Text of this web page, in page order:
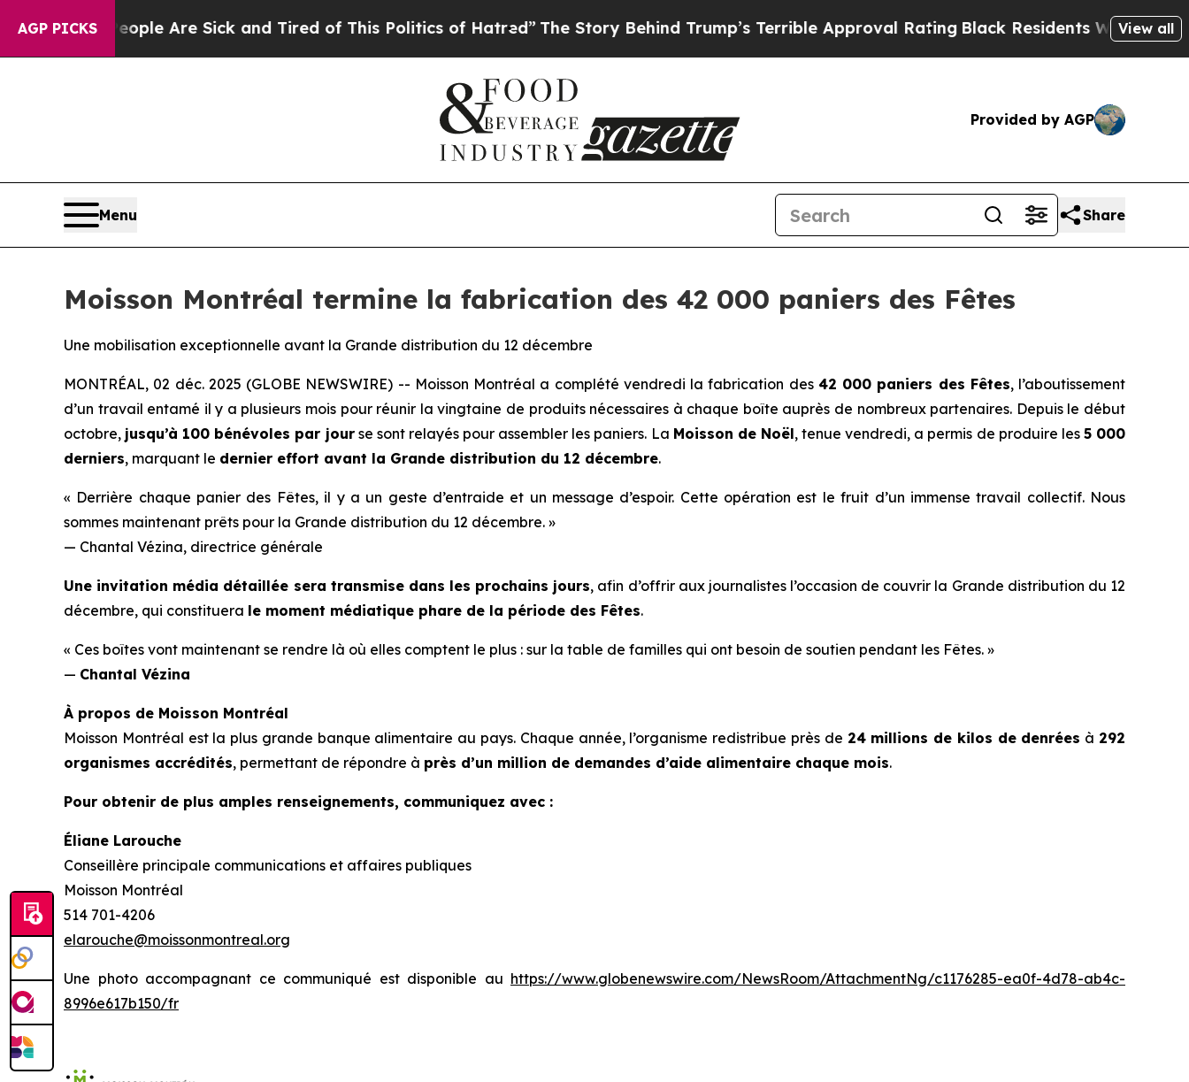
AGP PICKS
“People Are Sick and Tired of This Politics of Hatred” The Story Behind Trump’s Terrible Approval Rating Black Residents Warned ofView all
Provided by AGP
Menu Share
Moisson Montréal termine la fabrication des 42 000 paniers des Fêtes
Une mobilisation exceptionnelle avant la Grande distribution du 12 décembre
MONTRÉAL, 02 déc. 2025 (GLOBE NEWSWIRE) -- Moisson Montréal a complété vendredi la fabrication des 42 000 paniers des Fêtes, l’aboutissement
d’un travail entamé il y a plusieurs mois pour réunir la vingtaine de produits nécessaires à chaque boîte auprès de nombreux partenaires. Depuis le début
octobre, jusqu’à 100 bénévoles par jourse sont relayés pour assembler les paniers. La Moisson de Noël, tenue vendredi, a permis de produire les 5 000
derniers, marquant le dernier effort avant la Grande distribution du 12 décembre.
« Derrière chaque panier des Fêtes, il y a un geste d’entraide et un message d’espoir. Cette opération est le fruit d’un immense travail collectif. Nous
sommes maintenant prêts pour la Grande distribution du 12 décembre. »
— Chantal Vézina, directrice générale
Une invitation média détaillée sera transmise dans les prochains jours, afin d’offrir aux journalistes l’occasion de couvrir la Grande distribution du 12
décembre, qui constituera le moment médiatique phare de la période des Fêtes.
« Ces boîtes vont maintenant se rendre là où elles comptent le plus : sur la table de familles qui ont besoin de soutien pendant les Fêtes. »
— Chantal Vézina
À propos de Moisson Montréal
Moisson Montréal est la plus grande banque alimentaire au pays. Chaque année, l’organisme redistribue près de 24 millions de kilos de denrées à 292
organismes accrédités, permettant de répondre à près d’un million de demandes d’aide alimentaire chaque mois.
Pour obtenir de plus amples renseignements, communiquez avec :
Éliane Larouche
Conseillère principale communications et affaires publiques
Moisson Montréal
514 701-4206
elarouche@moissonmontreal.org
Une photo accompagnant ce communiqué est disponible au https://www.globenewswire.com/NewsRoom/AttachmentNg/c1176285-ea0f-4d78-ab4c-
8996e617b150/fr